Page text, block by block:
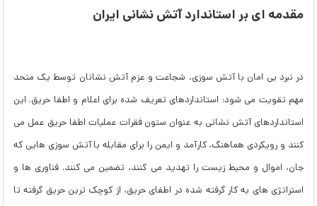
مقدمه ای بر استاندارد آتش نشانی ایران
در نبرد بی امان با آتش سوزی، شجاعت و عزم آتش نشانان توسط یک متحد
مهم تقویت می شود: استانداردهای تعریف شده برای اعلام و اطفا حریق. این
استانداردهای آتش نشانی به عنوان ستون فقرات عملیات اطفا حریق عمل می
کنند و رویکردی هماهنگ، کارآمد و ایمن را برای مقابله با آتش سوزی هایی که
جان، اموال و محیط زیست را تهدید می کنند، تضمین می کنند. فناوری ها و
استراتژی های به کار گرفته شده در اطفای حریق، از کوچک ترین حریق گرفته تا